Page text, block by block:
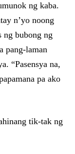
ng kaba.
n’yo noong
ng bubong ng
pang-laman
“Pasensya na,
pa ako
tik-tak ng